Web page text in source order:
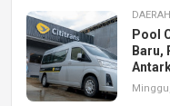
DAERAH
Pool
Baru,